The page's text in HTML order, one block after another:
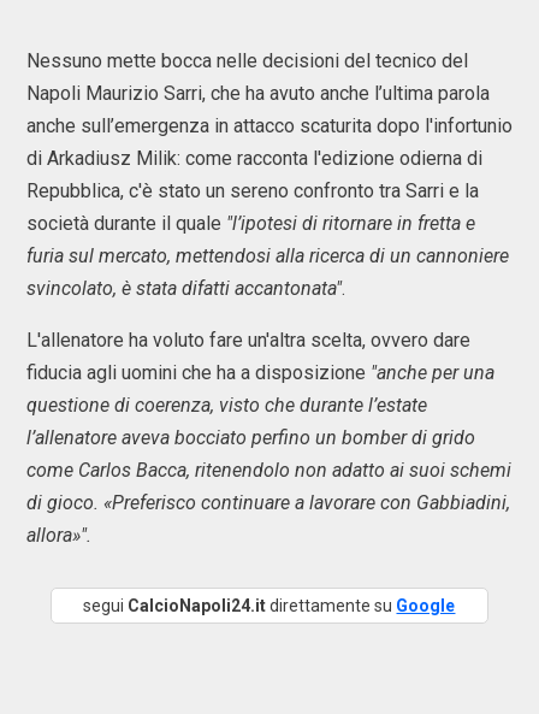
Nessuno mette bocca nelle decisioni del tecnico del
Napoli Maurizio Sarri, che ha avuto anche l’ultima parola
anche sull’emergenza in attacco scaturita dopo l'infortunio
di Arkadiusz Milik: come racconta l'edizione odierna di
Repubblica, c'è stato un sereno confronto tra Sarri e la
società durante il quale "l’ipotesi di ritornare in fretta e
furia sul mercato, mettendosi alla ricerca di un cannoniere
svincolato, è stata difatti accantonata".
L'allenatore ha voluto fare un'altra scelta, ovvero dare
fiducia agli uomini che ha a disposizione "anche per una
questione di coerenza, visto che durante l’estate
l’allenatore aveva bocciato perfino un bomber di grido
come Carlos Bacca, ritenendolo non adatto ai suoi schemi
di gioco. «Preferisco continuare a lavorare con Gabbiadini,
allora»".
segui CalcioNapoli24.itdirettamente su Google